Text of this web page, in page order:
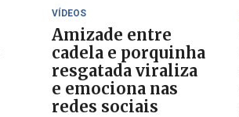
VÍDEOS
Amizade entre
cadela e porquinha
resgatada viraliza
e emociona nas
redes sociais